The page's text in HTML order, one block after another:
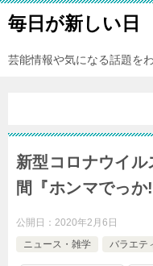
毎日が新しい日
芸能情報や気になる話題を
新型コロナウイ
間『ホンマでっか
公開日： 2020年2月6日
ニュース・雑学
バラエテ